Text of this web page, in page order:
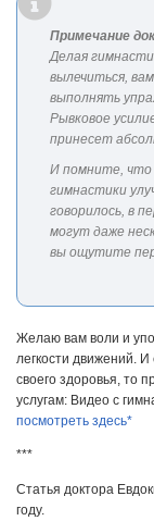
Примечание
Делая
вылечиться,
выполнять
Рывковое
принесет
И помните, что
гимнастики
говорилось, в
могут даже
вы ощутите
Желаю вам воли и
легкости движений. И
своего здоровья, то
услугам: Видео с
посмотреть здесь*
***
Статья доктора
году.